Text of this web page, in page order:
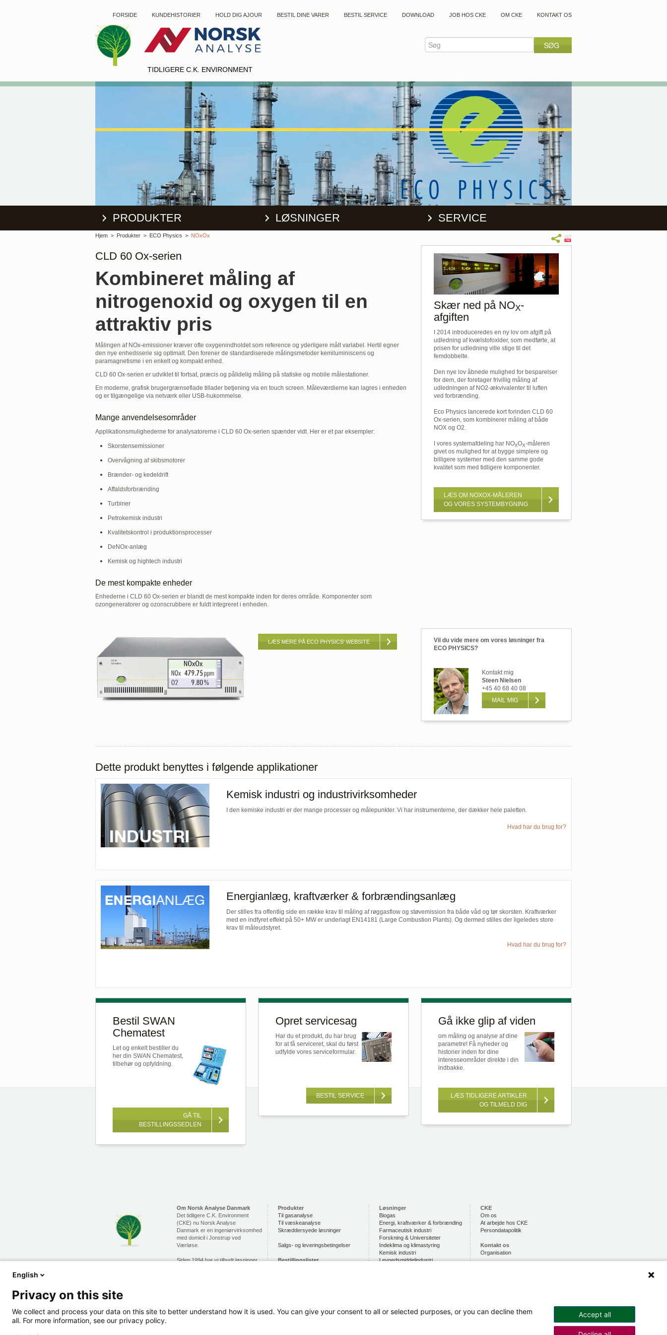
FORSIDE KUNDEHISTORIER HOLD DIG AJOUR BESTIL DINE VARER BESTIL SERVICE DOWNLOAD JOB HOS CKE OM CKE KONTAKT OS
TIDLIGERE C.K. ENVIRONMENT
PRODUKTER LØSNINGER SERVICE
Hjem Produkter ECO Physics NOxOx
CLD 60 Ox-serien
Kombineret måling af
nitrogenoxid og oxygen til en
attraktiv pris
Målingen af NOx-emissioner kræver ofte oxygenindholdet som reference og yderligere målt variabel. Hertil egner
den nye enhedsserie sig optimalt. Den forener de standardiserede målingsmetoder kemiluminiscens og
paramagnetisme i en enkelt og kompakt enhed.
CLD 60 Ox-serien er udviklet til fortsat, præcis og pålidelig måling på statiske og mobile målestationer.
En moderne, grafisk brugergrænseflade tillader betjening via en touch screen. Måleværdierne kan lagres i enheden
og er tilgængelige via netværk eller USB-hukommelse.
Mange anvendelsesområder
Applikationsmulighederne for analysatorerne i CLD 60 Ox-serien spænder vidt. Her er et par eksempler:
Skorstensemissioner
Overvågning af skibsmotorer
Brænder- og kedeldrift
Affaldsforbrænding
Turbiner
Petrokemisk industri
Kvalitetskontrol i produktionsprocesser
DeNOx-anlæg
Kemisk og hightech industri
De mest kompakte enheder
Enhederne i CLD 60 Ox-serien er blandt de mest kompakte inden for deres område. Komponenter som
ozongeneratorer og ozonscrubbere er fuldt integreret i enheden.
Skær ned på NOX-
afgiften
I 2014 introduceredes en ny lov om afgiftpå
udledning af kvælstofoxider, som medførte, at
prisen for udledning ville stige til det
femdobbelte.
Den nye lov åbnede mulighed for besparelser
for dem, der foretager frivillig måling af
udledningen af NO2-ækvivalenter til luften
ved forbrænding.
Eco Physics lancerede kort forinden CLD 60
Ox-serien, som kombinerer måling af både
NOX og O2.
I vores systemafdeling har NOXOX-måleren
givet os mulighed for at bygge simplere og
billigere systemer med den samme gode
kvalitet som med tidligere komponenter.
LÆS OM NOXOX-MÅLEREN
OG VORES SYSTEMBYGNING
LÆS MERE PÅ ECO PHYSICS' WEBSITE
Vil du vide mere om vores løsninger fra
ECO PHYSICS?
Kontakt mig
Steen Nielsen
+45 40 68 40 08
MAIL MIG
Dette produkt benyttes i følgende applikationer
Kemisk industri og industrivirksomheder
I den kemiske industri er der mange processer og målepunkter. Vi har instrumenterne, der dækker hele paletten.
Hvad har du brug for?
Energianlæg, kraftværker & forbrændingsanlæg
Der stilles fra offentlig side en række krav til måling af røggasflow og støvemission fra både våd og tør skorsten. Kraftværker
med en indfyret effekt på 50+ MW er underlagt EN14181 (Large Combustion Plants). Og dermed stilles der ligeledes store
krav til måleudstyret.
Hvad har du brug for?
Bestil SWAN
Chematest
Let og enkelt bestiller du
her din SWAN Chematest,
tilbehør og opfyldning.
GÅ TIL
BESTILLINGSSEDLEN
Opret servicesag
Har du et produkt, du har brug
for at få serviceret, skal du først
udfylde vores serviceformular.
BESTIL SERVICE
Gå ikke glip af viden
om måling og analyse af dine
parametre! Få nyheder og
historier inden for dine
interesseområder direkte i din
indbakke.
LÆS TIDLIGERE ARTIKLER
OG TILMELD DIG
Om Norsk Analyse Danmark
Det tidligere C.K. Environment
(CKE) nu Norsk Analyse
Danmark er en ingeniørvirksomhed
med domicil i Jonstrup ved
Værløse.
Siden 1994 har vi tilbudt løsninger
måle- og analyseudstyr.
Produkter
Til gasanalyse
Til væskeanalyse
Skræddersyede løsninger
Salgs- og leveringsbetingelser
Bestillingslister
Løsninger
Biogas
Energi, kraftværker & forbrænding
Farmaceutisk industri
Forskning & Universiteter
Indeklima og klimastyring
Kemisk industri
Levnedsmiddelindustri
CKE
Om os
At arbejde hos CKE
Persondatapolitik
Kontakt os
Organisation
English
Privacy on this site
We collect and process your data on this site to better understand how it is used. You can give your consent to all or selected purposes, or you can decline them
all. For more information, see our privacy policy.
Accept all